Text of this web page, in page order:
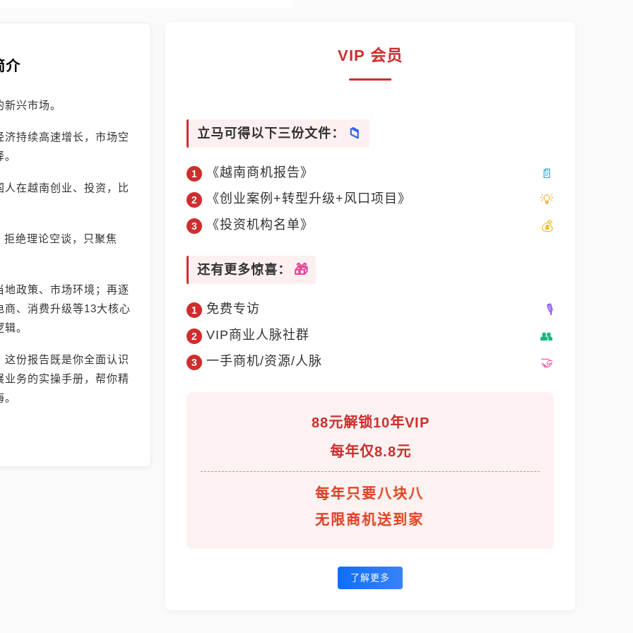
介
兴市场。
持续高速增长，市场空
在越南创业、投资，比
绝理论空谈，只聚焦
政策、市场环境；再逐
、消费升级等13大核心
。
份报告既是你全面认识
务的实操手册，帮你精
VIP 会员
立马可得以下三份文件：
《越南商机报告》
《创业案例+转型升级+风口项目》
《投资机构名单》
还有更多惊喜：
免费专访
VIP商业人脉社群
一手商机/资源/人脉
88元解锁10年VIP
每年仅8.8元
每年只要八块八
无限商机送到家
了解更多